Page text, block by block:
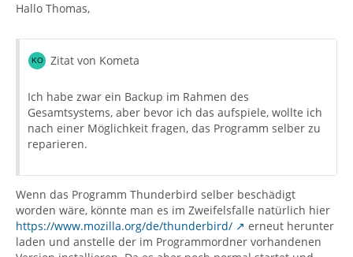
Hallo Thomas,
Zitat von Kometa
Ich habe zwar ein Backup im Rahmen des
Gesamtsystems, aber bevor ich das aufspiele, wollte ich
nach einer Möglichkeit fragen, das Programm selber zu
reparieren.
Wenn das Programm Thunderbird selber beschädigt
worden wäre, könnte man es im Zweifelsfalle natürlich hier
https://www.mozilla.org/de/thunderbird/
erneut herunter
laden und anstelle der im Programmordner vorhandenen